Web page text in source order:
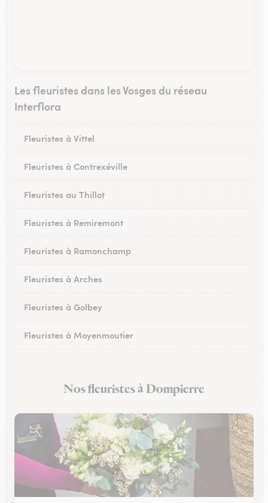
Les fleuristes dans les Vosges du réseau
Interflora
Fleuristes à Vittel
Fleuristes à Contrexéville
Fleuristes au Thillot
Fleuristes à Remiremont
Fleuristes à Ramonchamp
Fleuristes à Arches
Fleuristes à Golbey
Fleuristes à Moyenmoutier
Fleuristes à Charmes
Nos fleuristes à Dompierre